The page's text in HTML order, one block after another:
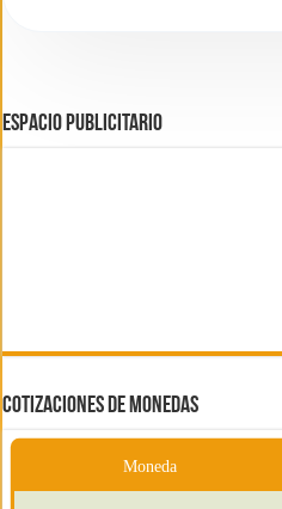
ESPACIO PUBLICITARIO
COTIZACIONES DE MONEDAS
Moneda